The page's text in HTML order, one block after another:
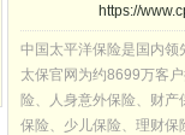
https://
中国太平洋保险是国内领
太保官网为约8699万客
险、人身意外保险、财
保险、少儿保险、理财保